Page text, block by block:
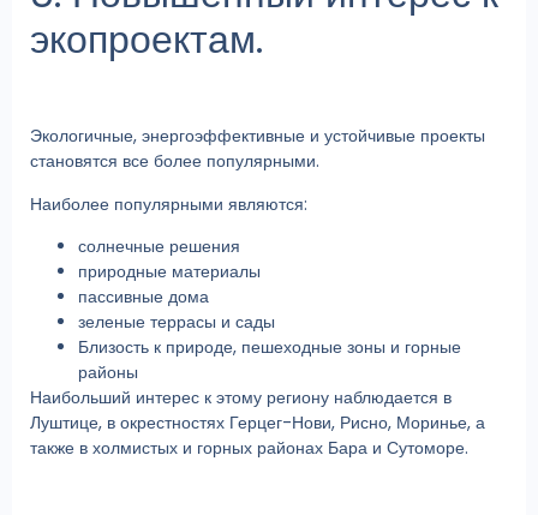
экопроектам.
Экологичные, энергоэффективные и устойчивые проекты
становятся все более популярными.
Наиболее популярными являются:
солнечные решения
природные материалы
пассивные дома
зеленые террасы и сады
Близость к природе, пешеходные зоны и горные
районы
Наибольший интерес к этому региону наблюдается в
Луштице, в окрестностях Герцег-Нови, Рисно, Моринье, а
также в холмистых и горных районах Бара и Сутоморе.